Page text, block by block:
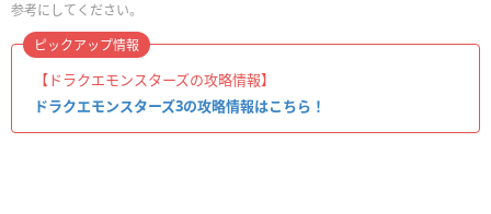
参考にしてください。
【ドラクエモンスターズの攻略情報】
ドラクエモンスターズ3の攻略情報はこちら！
ピックアップ情報